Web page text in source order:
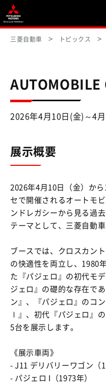
三菱自動車 トピックス
AUTOMOBILE
2026年4月10日(金)～4
展示概要
2026年4月10日（金）か
セで開催されるオートモ
ンドレガシーから見る過
テーマとして、三菱自動
ブースでは、クロスカン
の快適性を両立し、1980
た『パジェロ』の初代モ
ジェロ』の礎的な存在で
ン』、『パジェロ』のコ
Ⅰ』、初代『パジェロ』
5台を展示します。
《展示車両》
- J11 デリバリーワゴン（
- パジェロ I（1973年）